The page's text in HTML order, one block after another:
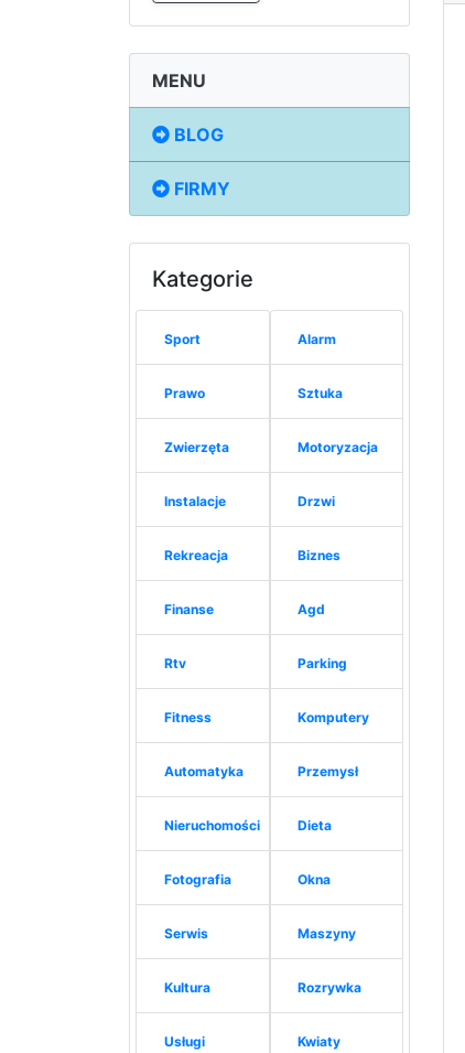
MENU
BLOG
FIRMY
Kategorie
Sport
Prawo
Zwierzęta
Instalacje
Rekreacja
Finanse
Rtv
Fitness
Automatyka
Nieruchomości
Fotografia
Serwis
Kultura
Usługi
Alarm
Sztuka
Motoryzacja
Drzwi
Biznes
Agd
Parking
Komputery
Przemysł
Dieta
Okna
Maszyny
Rozrywka
Kwiaty